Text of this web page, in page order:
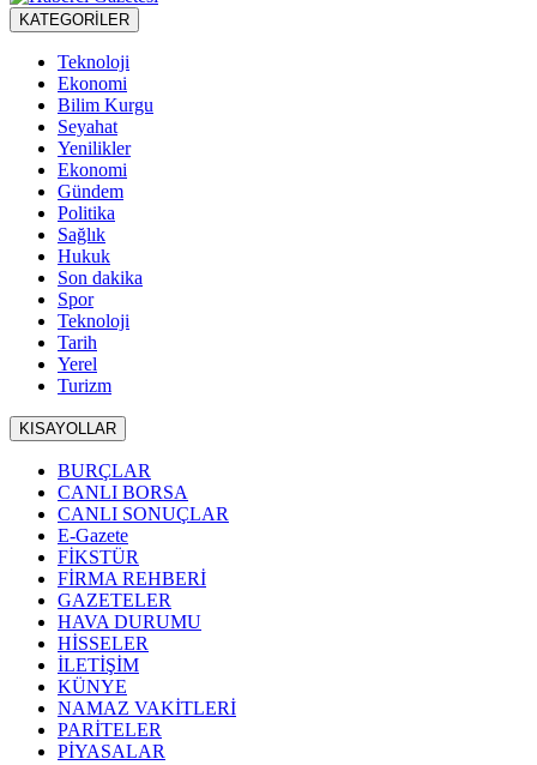
KATEGORİLER
Teknoloji
Ekonomi
Bilim Kurgu
Seyahat
Yenilikler
Ekonomi
Gündem
Politika
Sağlık
Hukuk
Son dakika
Spor
Teknoloji
Tarih
Yerel
Turizm
KISAYOLLAR
BURÇLAR
CANLI BORSA
CANLI SONUÇLAR
E-Gazete
FİKSTÜR
FİRMA REHBERİ
GAZETELER
HAVA DURUMU
HİSSELER
İLETİŞİM
KÜNYE
NAMAZ VAKİTLERİ
PARİTELER
PİYASALAR